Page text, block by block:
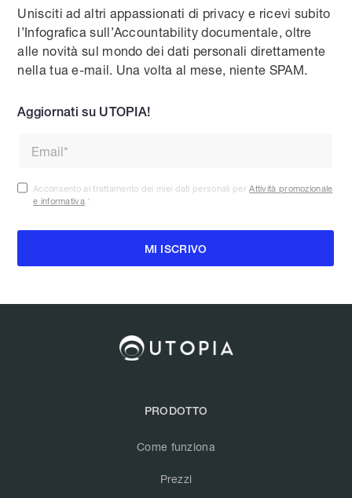
Unisciti ad altri appassionati di privacy e ricevi subito
l’Infografica sull’Accountability documentale, oltre
alle novità sul mondo dei dati personali direttamente
nella tua e-mail. Una volta al mese, niente SPAM.
Aggiornati su UTOPIA!
Acconsento al trattamento dei miei dati personali perAttività promozionale
e informativa *
PRODOTTO
Come funziona
Prezzi